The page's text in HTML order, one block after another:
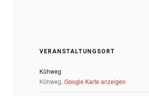
VERANSTALTUNGSORT
Kühweg
Kühweg, Google Karte anzeigen